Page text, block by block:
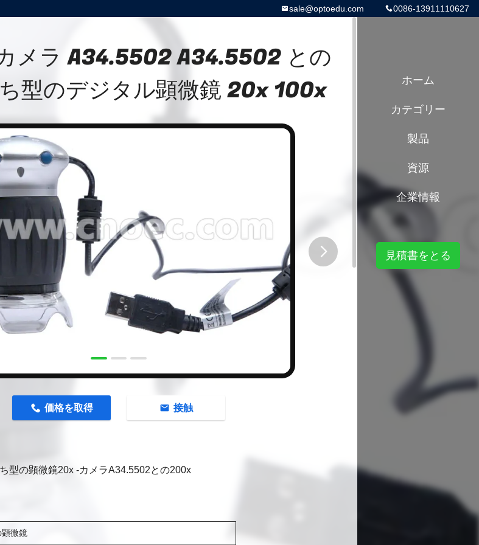
0086-13911110627
sale@optoedu.com
メラ A34.5502 A34.5502 との
型のデジタル顕微鏡 20x 100x
価格を取得 接触
型の顕微鏡20x -カメラA34.5502との200x
微鏡
ホーム
カテゴリー
製品
資源
企業情報
見積書をとる